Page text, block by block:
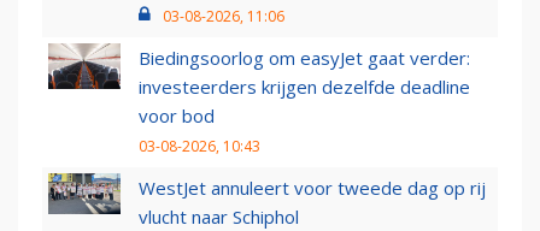
03-08-2026, 11:06
Biedingsoorlog om easyJet gaat verder:
investeerders krijgen dezelfde deadline
voor bod
03-08-2026, 10:43
WestJet annuleert voor tweede dag op rij
vlucht naar Schiphol